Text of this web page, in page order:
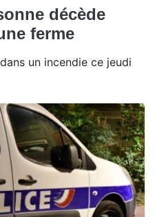
décède
ferme
un incendie ce jeudi